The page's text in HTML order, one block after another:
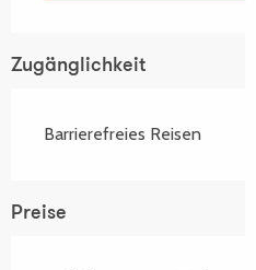
Zugänglichkeit
Barrierefreies Reisen
Preise